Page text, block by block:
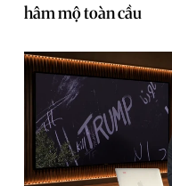
hâm mộ toàn cầu